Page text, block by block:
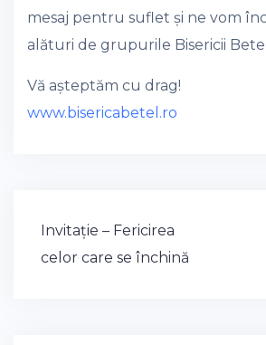
mesaj pentru suflet și ne vom
alături de grupurile Bisericii
Vă așteptăm cu drag!
www.bisericabetel.ro
Post
navigation
Invitație – Fericirea
celor care se închină